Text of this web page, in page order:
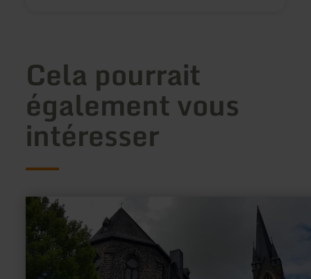
Cela pourrait
également vous
intéresser
savoir
sur
:
Katholische